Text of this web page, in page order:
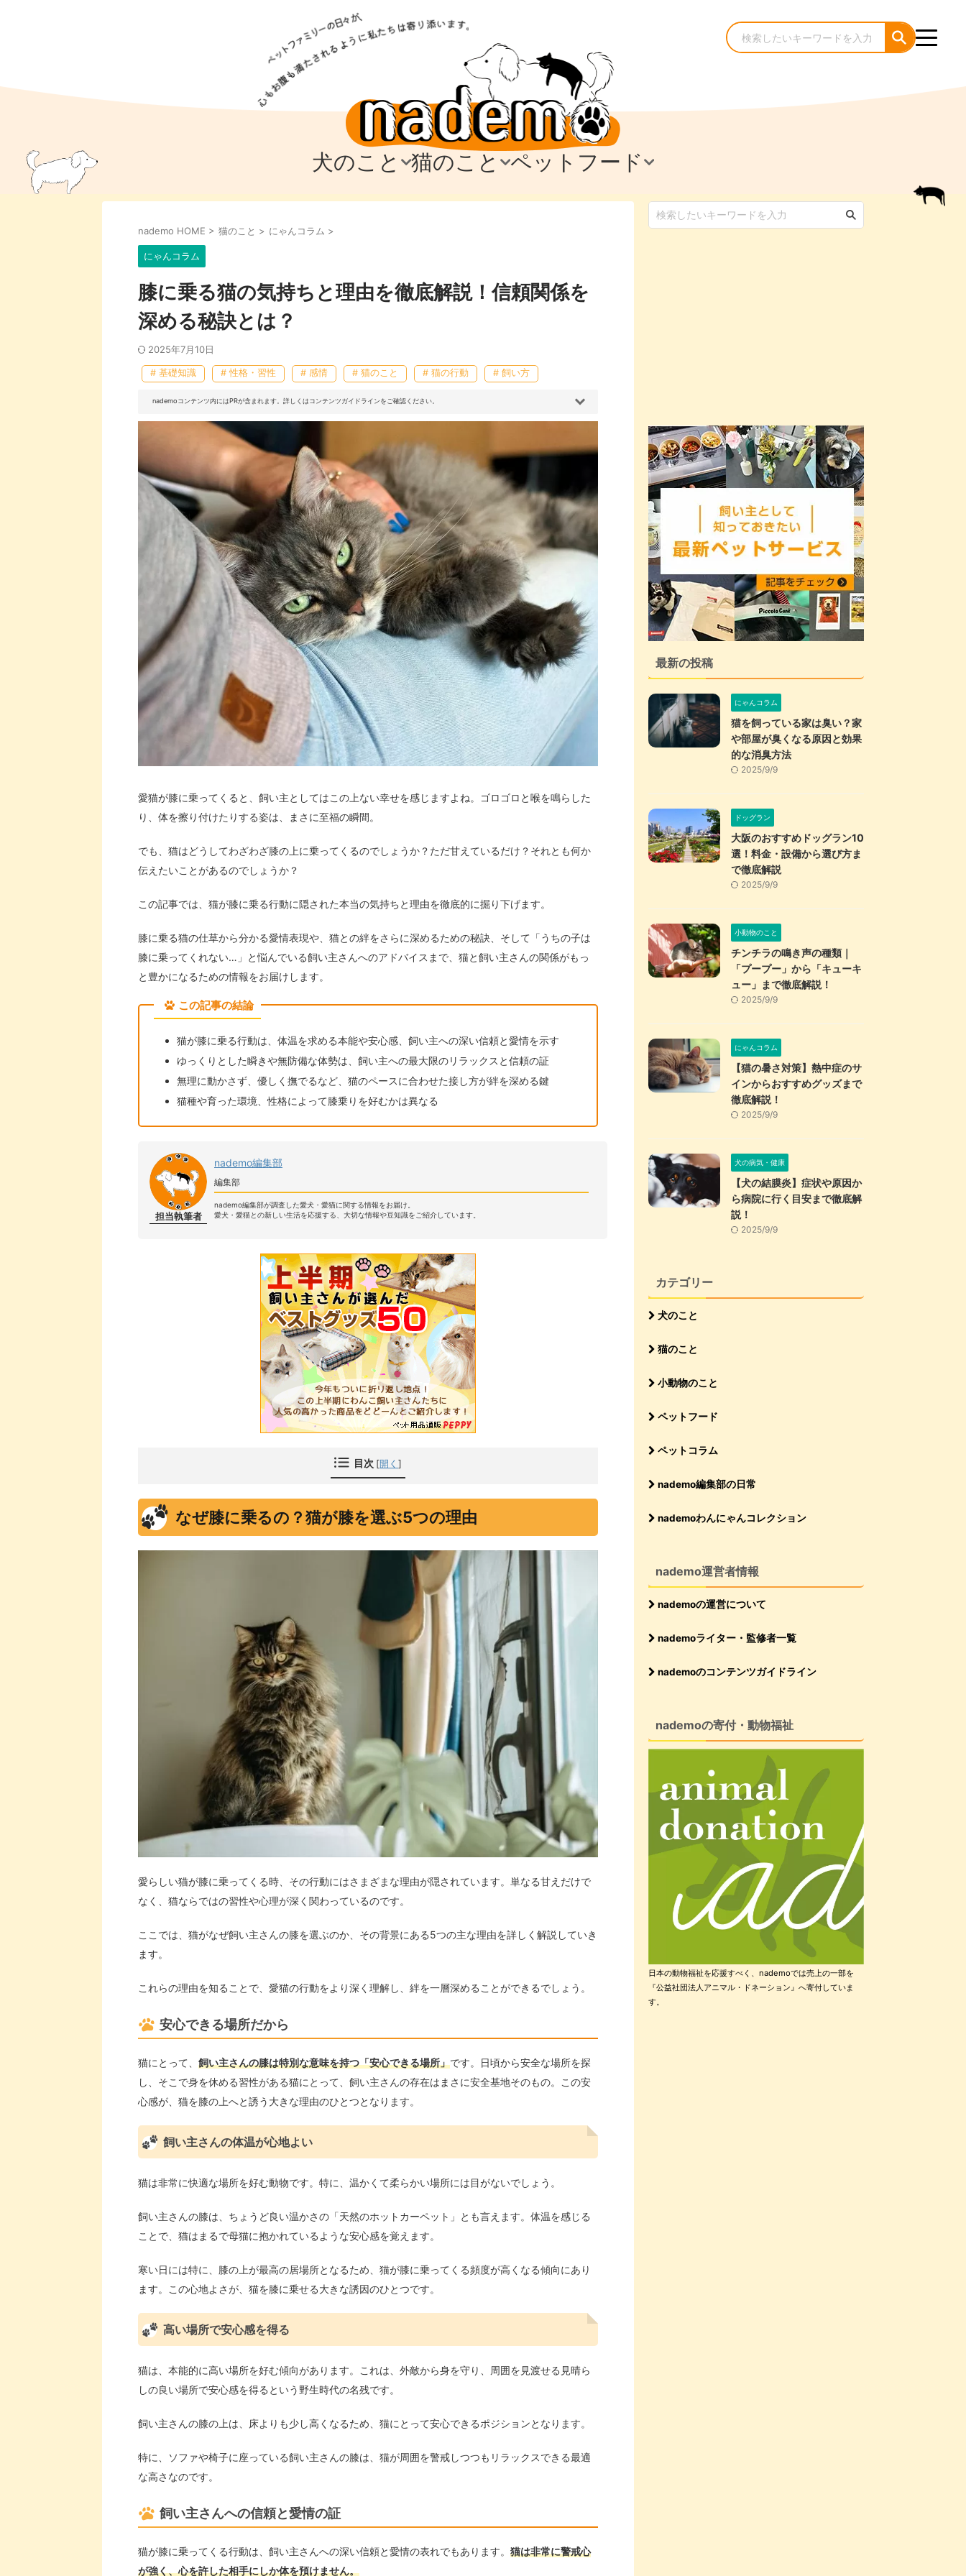
犬のこと
犬のこと
犬のケア・お手入れ
犬のしつけ
犬のアイテム
猫のこと
猫のこと
猫のケア・お手入れ
猫のしつけ
猫のアイテム
ペットフード
ペットフード
nademo HOME > 猫のこと > にゃんコラム >
にゃんコラム
膝に乗る猫の気持ちと理由を徹底解説！信頼関係を
深める秘訣とは？
2025年7月10日
# 基礎知識 # 性格・習性 # 感情 # 猫のこと # 猫の行動 # 飼い方
nademoコンテンツ内にはPRが含まれます。詳しくはコンテンツガイドラインをご確認ください。
愛猫が膝に乗ってくると、飼い主としてはこの上ない幸せを感じますよね。ゴロゴロと喉を鳴らした
り、体を擦り付けたりする姿は、まさに至福の瞬間。
でも、猫はどうしてわざわざ膝の上に乗ってくるのでしょうか？ただ甘えているだけ？それとも何か
伝えたいことがあるのでしょうか？
この記事では、猫が膝に乗る行動に隠された本当の気持ちと理由を徹底的に掘り下げます。
膝に乗る猫の仕草から分かる愛情表現や、猫との絆をさらに深めるための秘訣、そして「うちの子は
膝に乗ってくれない…」と悩んでいる飼い主さんへのアドバイスまで、猫と飼い主さんの関係がもっ
と豊かになるための情報をお届けします。
この記事の結論
猫が膝に乗る行動は、体温を求める本能や安心感、飼い主への深い信頼と愛情を示す
ゆっくりとした瞬きや無防備な体勢は、飼い主への最大限のリラックスと信頼の証
無理に動かさず、優しく撫でるなど、猫のペースに合わせた接し方が絆を深める鍵
猫種や育った環境、性格によって膝乗りを好むかは異なる
担当執筆者
nademo編集部
編集部
nademo編集部が調査した愛犬・愛猫に関する情報をお届け。
愛犬・愛猫との新しい生活を応援する、大切な情報や豆知識をご紹介しています。
目次 [開く ]
なぜ膝に乗るの？猫が膝を選ぶ5つの理由
愛らしい猫が膝に乗ってくる時、その行動にはさまざまな理由が隠されています。単なる甘えだけで
なく、猫ならではの習性や心理が深く関わっているのです。
ここでは、猫がなぜ飼い主さんの膝を選ぶのか、その背景にある5つの主な理由を詳しく解説していき
ます。
これらの理由を知ることで、愛猫の行動をより深く理解し、絆を一層深めることができるでしょう。
安心できる場所だから
猫にとって、 飼い主さんの膝は特別な意味を持つ「安心できる場所」です。日頃から安全な場所を探
し、そこで身を休める習性がある猫にとって、飼い主さんの存在はまさに安全基地そのもの。この安
心感が、猫を膝の上へと誘う大きな理由のひとつとなります。
飼い主さんの体温が心地よい
猫は非常に快適な場所を好む動物です。特に、温かくて柔らかい場所には目がないでしょう。
飼い主さんの膝は、ちょうど良い温かさの「天然のホットカーペット」とも言えます。体温を感じる
ことで、猫はまるで母猫に抱かれているような安心感を覚えます。
寒い日には特に、膝の上が最高の居場所となるため、猫が膝に乗ってくる頻度が高くなる傾向にあり
ます。この心地よさが、猫を膝に乗せる大きな誘因のひとつです。
高い場所で安心感を得る
猫は、本能的に高い場所を好む傾向があります。これは、外敵から身を守り、周囲を見渡せる見晴ら
しの良い場所で安心感を得るという野生時代の名残です。
飼い主さんの膝の上は、床よりも少し高くなるため、猫にとって安心できるポジションとなります。
特に、ソファや椅子に座っている飼い主さんの膝は、猫が周囲を警戒しつつもリラックスできる最適
な高さなのです。
飼い主さんへの信頼と愛情の証
猫が膝に乗ってくる行動は、飼い主さんへの深い信頼と愛情の表れでもあります。 猫は非常に警戒心
が強く、心を許した相手にしか体を預けません。
最新の投稿
にゃんコラム
猫を飼っている家は臭い？家
や部屋が臭くなる原因と効果
的な消臭方法
2025/9/9
ドッグラン
大阪のおすすめドッグラン10
選！料金・設備から選び方ま
で徹底解説
2025/9/9
小動物のこと
チンチラの鳴き声の種類｜
「プープー」から「キューキ
ュー」まで徹底解説！
2025/9/9
にゃんコラム
【猫の暑さ対策】熱中症のサ
インからおすすめグッズまで
徹底解説！
2025/9/9
犬の病気・健康
【犬の結膜炎】症状や原因か
ら病院に行く目安まで徹底解
説！
2025/9/9
カテゴリー
犬のこと
猫のこと
小動物のこと
ペットフード
ペットコラム
nademo編集部の日常
nademoわんにゃんコレクション
nademo運営者情報
nademoの運営について
nademoライター・監修者一覧
nademoのコンテンツガイドライン
nademoの寄付・動物福祉
日本の動物福祉を応援すべく、nademoでは売上の一部を
『公益社団法人アニマル・ドネーション』へ寄付していま
す。